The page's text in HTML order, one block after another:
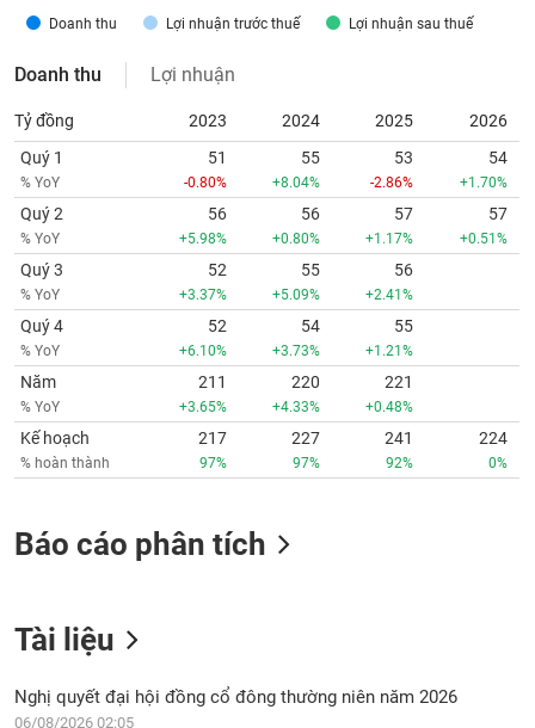
Doanh thu Lợi nhuận trước thuế Lợi nhuận sau thuế
Doanh thu Lợi nhuận
Tỷ đồng 2023 2024 2025
2026
Quý 1
% YoY
51
-0.80%
55
+8.04%
53
-2.86%
54
+1.70%
Quý 2
% YoY
56
+5.98%
56
+0.80%
57
+1.17%
57
+0.51%
Quý 3
% YoY
52
+3.37%
55
+5.09%
56
+2.41%
Quý 4
% YoY
52
+6.10%
54
+3.73%
55
+1.21%
Năm
% YoY
211
+3.65%
220
+4.33%
221
+0.48%
Kế hoạch
% hoàn thành
217
97%
227
97%
241
92%
224
0%
Báo cáo phân tích
Tài liệu
Nghị quyết đại hội đồng cổ đông thường niên năm 2026
06/08/2026 02:05